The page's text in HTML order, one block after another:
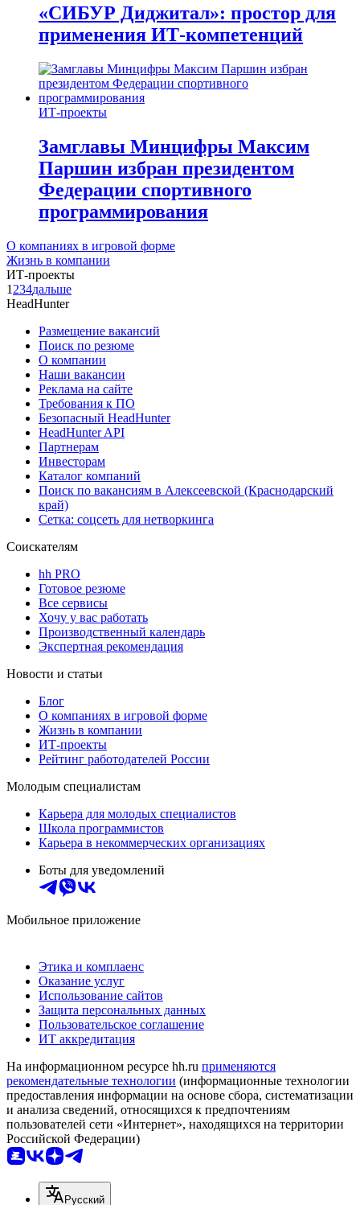
«СИБУР Диджитал»: простор для
применения ИТ-компетенций
ИТ-проекты
Замглавы Минцифры Максим
Паршин избран президентом
Федерации спортивного
программирования
О компаниях в игровой форме
Жизнь в компании
ИТ-проекты
1 234дальше
HeadHunter
Размещение вакансий
Поиск по резюме
О компании
Наши вакансии
Реклама на сайте
Требования к ПО
Безопасный HeadHunter
HeadHunter API
Партнерам
Инвесторам
Каталог компаний
Поиск по вакансиям в Алексеевской (Краснодарский
край)
Сетка: соцсеть для нетворкинга
Соискателям
hh PRO
Готовое резюме
Все сервисы
Хочу у вас работать
Производственный календарь
Экспертная рекомендация
Новости и статьи
Блог
О компаниях в игровой форме
Жизнь в компании
ИТ-проекты
Рейтинг работодателей России
Молодым специалистам
Карьера для молодых специалистов
Школа программистов
Карьера в некоммерческих организациях
Боты для уведомлений
Мобильное приложение
Этика и комплаенс
Оказание услуг
Использование сайтов
Защита персональных данных
Пользовательское соглашение
ИТ аккредитация
На информационном ресурсе hh.ru применяются
рекомендательные технологии (информационные технологии
предоставления информации на основе сбора, систематизации
и анализа сведений, относящихся к предпочтениям
пользователей сети «Интернет», находящихся на территории
Российской Федерации)
Русский